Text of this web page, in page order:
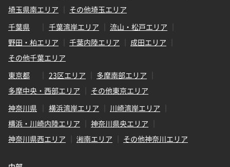
埼玉県南エリア
その他埼玉エリア
千葉県
千葉湾岸エリア
流山・松戸エリア
野田・柏エリア
千葉内陸エリア
成田エリア
その他千葉エリア
東京都
23区エリア
多摩南部エリア
多摩中央・西部エリア
その他東京エリア
神奈川県
横浜湾岸エリア
川崎湾岸エリア
横浜・川崎内陸エリア
神奈川県央エリア
神奈川県西エリア
湘南エリア その他神奈川エリア